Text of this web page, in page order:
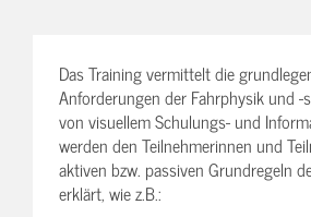
Das Training vermittelt die
Anforderungen der Fahrphysik und -
von visuellem Schulungs- und
werden den Teilnehmerinnen und
aktiven bzw. passiven Grundregeln
erklärt, wie z.B.: